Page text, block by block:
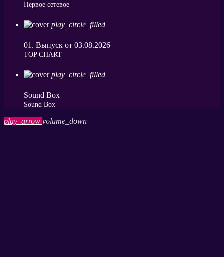
Первое сетевое
play_circle_filled
01. Выпуск от 03.08.2026
ТОP CHART
play_circle_filled
Sound Box
Sound Box
play_arrow volume_down